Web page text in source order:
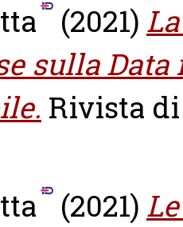
(2021)
sulla
Rivista
(2021)